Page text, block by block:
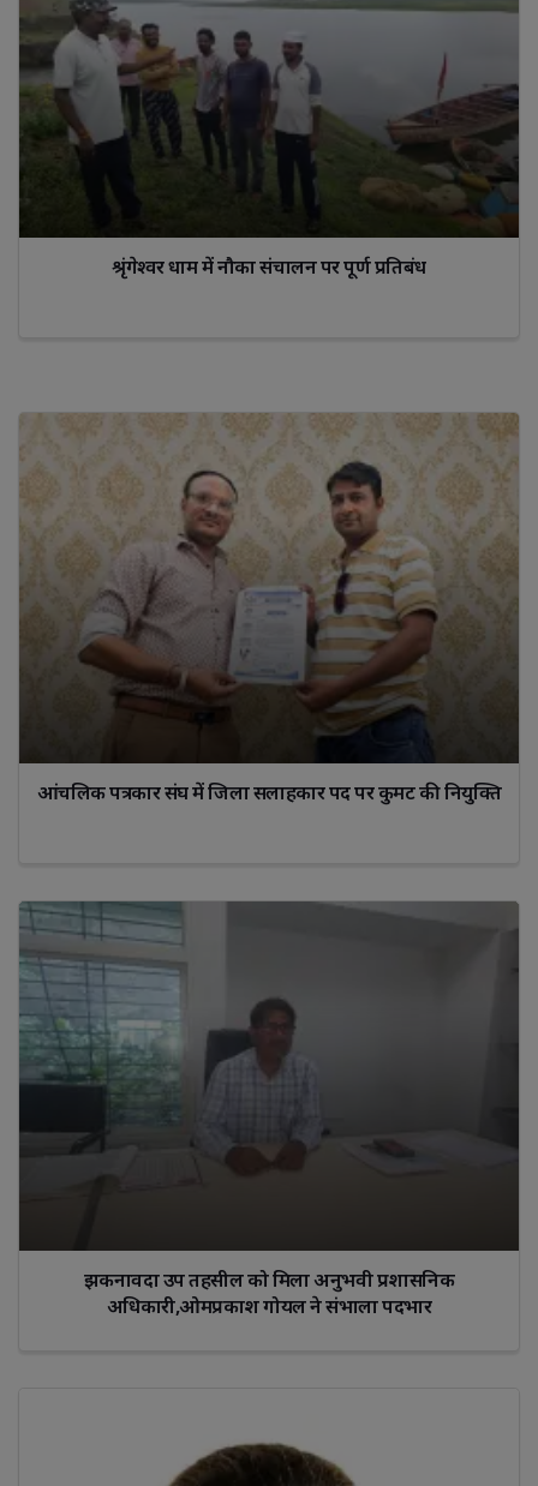
श्रृंगेश्वर धाम में नौका संचालन पर पूर्ण प्रतिबंध
आंचलिक पत्रकार संघ में जिला सलाहकार पद पर कुमट की नियुक्ति
झकनावदा उप तहसील को मिला अनुभवी प्रशासनिक
अधिकारी,ओमप्रकाश गोयल ने संभाला पदभार